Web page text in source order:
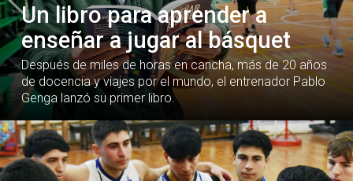
Un libro para aprender a
enseñar a jugar al básquet
Después de miles de horas en cancha, más de 20 años
de docencia y viajes por el mundo, el entrenador Pablo
Genga lanzó su primer libro.